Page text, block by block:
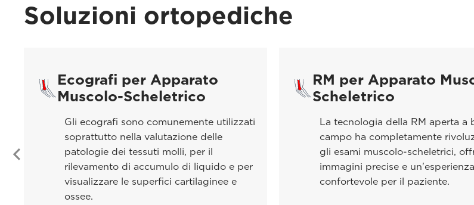
Soluzioni ortopediche
Ecografi per Apparato
Muscolo-Scheletrico
Gli ecografi sono comunemente utilizzati
soprattutto nella valutazione delle
patologie dei tessuti molli, per il
rilevamento di accumulo di liquido e per
visualizzare le superfici cartilaginee e
ossee.
RM per Apparato
Scheletrico
La tecnologia della RM aperta a
campo ha completamente
gli esami muscolo-scheletrici,
immagini precise e un'esperienza
confortevole per il paziente.